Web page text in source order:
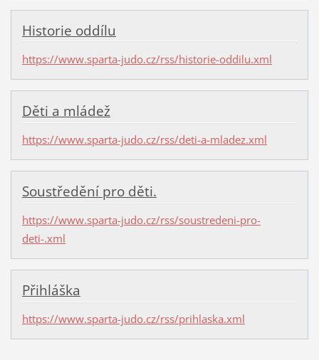
Historie oddílu
https://www.sparta-judo.cz/rss/historie-oddilu.xml
Děti a mládež
https://www.sparta-judo.cz/rss/deti-a-mladez.xml
Soustředění pro děti.
https://www.sparta-judo.cz/rss/soustredeni-pro-
deti-.xml
Přihláška
https://www.sparta-judo.cz/rss/prihlaska.xml